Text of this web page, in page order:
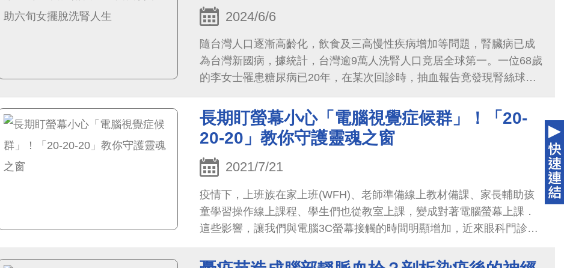
2024/6/6
隨台灣人口逐漸高齡化，飲食及三高慢性疾病增加等問題，腎臟病已成
為台灣新國病，據統計，台灣逾9萬人洗腎人口竟居全球第一。一位68歲
的李女士罹患糖尿病已20年，在某次回診時，抽血報告竟發現腎絲球過
濾率剩8分，
長期盯螢幕小心「電腦視覺症候群」！「20-
20-20」教你守護靈魂之窗
2021/7/21
疫情下，上班族在家上班(WFH)、老師準備線上教材備課、家長輔助孩
童學習操作線上課程、學生們也從教室上課，變成對著電腦螢幕上課．
這些影響，讓我們與電腦3C螢幕接觸的時間明顯增加，近來眼科門診也
增加了許多所謂「電腦視覺症候群」的患者